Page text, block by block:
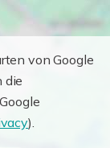
von Google
die
).